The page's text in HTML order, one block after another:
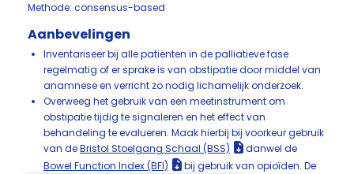
Methode: consensus-based
Aanbevelingen
Inventariseer bij alle patiënten in de palliatieve fase
regelmatig of er sprake is van obstipatie door middel van
anamnese en verricht zo nodig lichamelijk onderzoek.
Overweeg het gebruik van een meetinstrument om
obstipatie tijdig te signaleren en het effect van
behandeling te evalueren. Maak hierbij bij voorkeur gebruik
van deBristol Stoelgang Schaal (BSS)
danwel de
Bowel Function Index (BFI)
bij gebruik van opioïden. De